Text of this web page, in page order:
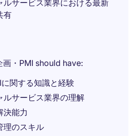
ルサービス業界における最新
有
・PMI should have:
関する知識と経験
ルサービス業界の理解
決能力
理のスキル